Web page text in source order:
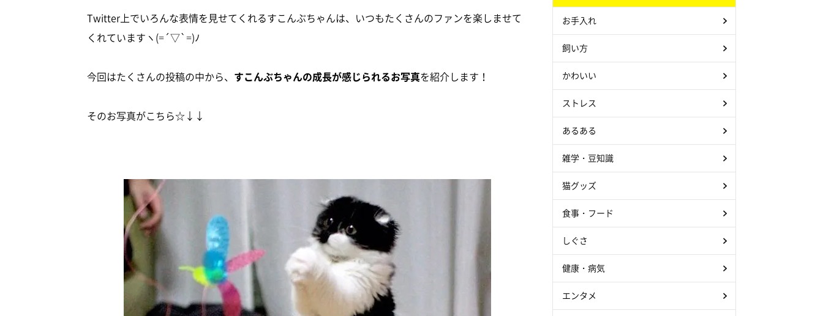
Twitter上でいろんな表情を見せてくれるすこんぶちゃんは、いつもたくさんのファンを楽しませて
くれていますヽ(=´▽`=)ﾉ
今回はたくさんの投稿の中から、 すこんぶちゃんの成長が感じられるお写真を紹介します！
そのお写真がこちら☆↓↓
お手入れ
飼い方
かわいい
ストレス
あるある
雑学・豆知識
猫グッズ
食事・フード
しぐさ
健康・病気
エンタメ